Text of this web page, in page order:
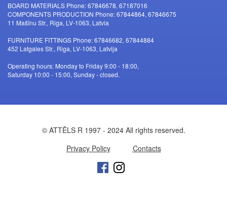
BOARD MATERIALS Phone: 67846678, 67187016
COMPONENTS PRODUCTION Phone: 67844864, 67846675
11 Mašīnu Str., Riga, LV-1063, Latvia
FURNITURE FITTINGS Phone: 67846682, 67844884
452 Latgales Str., Riga, LV-1063, Latvija
Operating hours: Monday to Friday 9:00 - 18:00,
Saturday 10:00 - 15:00, Sunday - closed.
© ATTĒLS R 1997 - 2024 All rights reserved.
Privacy Policy
Contacts